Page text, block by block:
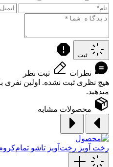
ثبت
نظرات
ثبت نظر
هیچ نظری ثبت نشده. اولین نفری
میدهید.
محصولات مشابه
رخت آویز رخت‌آویز تاشو